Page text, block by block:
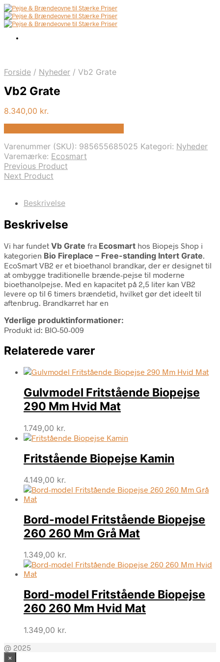
Forside / Nyheder / Vb2 Grate
Vb2 Grate
8.340,00 kr.
Varenummer (SKU): 985655685025 Kategori: Nyheder
Varemærke: Ecosmart
Previous Product
Next Product
Beskrivelse
Beskrivelse
Vi har fundet Vb Grate fra Ecosmart hos Biopejs Shop i
kategorien Bio Fireplace – Free-standing Intert Grate.
EcoSmart VB2 er et bioethanol brandkar, der er designet til
at ombygge traditionelle brænde-pejse til moderne
bioethanolpejse. Med en kapacitet på 2,5 liter kan VB2
levere op til 6 timers brændetid, hvilket gør det ideelt til
aftenbrug. Brandkarret har en
Yderlige produktinformationer:
Produkt id: BIO-50-009
Relaterede varer
Gulvmodel Fritstående Biopejse
290 Mm Hvid Mat
1.749,00 kr.
Fritstående Biopejse Kamin
4.149,00 kr.
Bord-model Fritstående Biopejse
260 260 Mm Grå Mat
1.349,00 kr.
Bord-model Fritstående Biopejse
260 260 Mm Hvid Mat
1.349,00 kr.
@ 2025
×